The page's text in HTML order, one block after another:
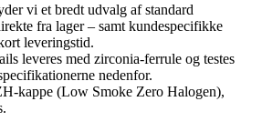
vi et bredt udvalg af standard
fra lager – samt kundespecifikke
leveringstid.
leveres med zirconia-ferrule og testes
nedenfor.
kappe (Low Smoke Zero Halogen),